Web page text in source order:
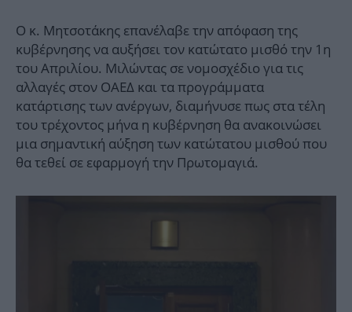
Ο κ. Μητσοτάκης επανέλαβε την απόφαση της
κυβέρνησης να αυξήσει τον κατώτατο μισθό την 1η
του Απριλίου. Μιλώντας σε νομοσχέδιο για τις
αλλαγές στον ΟΑΕΔ και τα προγράμματα
κατάρτισης των ανέργων, διαμήνυσε πως στα τέλη
του τρέχοντος μήνα η κυβέρνηση θα ανακοινώσει
μια σημαντική αύξηση των κατώτατου μισθού που
θα τεθεί σε εφαρμογή την Πρωτομαγιά.